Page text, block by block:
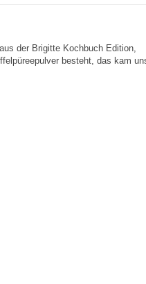
der Brigitte Kochbuch Edition,
besteht, das kam